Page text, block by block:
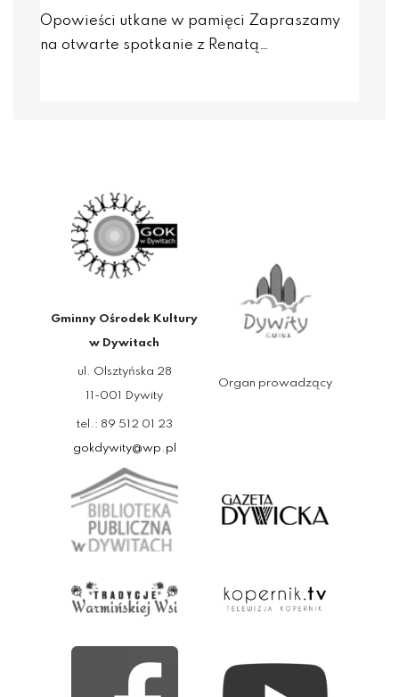
Opowieści utkane w pamięci Zapraszamy
na otwarte spotkanie z Renatą…
Gminny Ośrodek Kultury
w Dywitach
ul. Olsztyńska 28
11-001 Dywity
tel.: 89 512 01 23
gokdywity@wp.pl
Organ prowadzący